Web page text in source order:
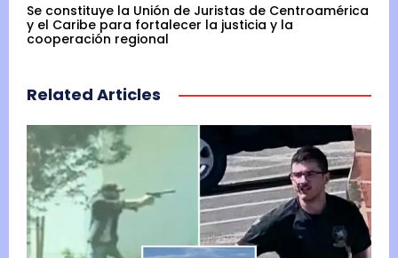
Se constituye la Unión de Juristas de Centroamérica
y el Caribe para fortalecer la justicia y la
cooperación regional
Related Articles